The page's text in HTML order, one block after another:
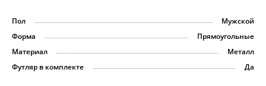
Пол
Мужской
Форма
Прямоугольные
Материал
Металл
Футляр в комплекте
Да